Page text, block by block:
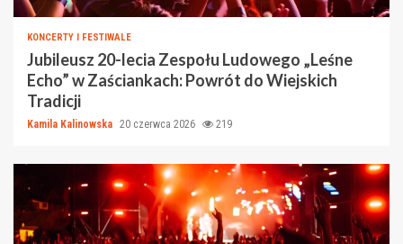
KONCERTY I FESTIWALE
Jubileusz 20-lecia Zespołu Ludowego „Leśne
Echo” w Zaściankach: Powrót do Wiejskich
Tradicji
Kamila Kalinowska 20 czerwca 2026 219